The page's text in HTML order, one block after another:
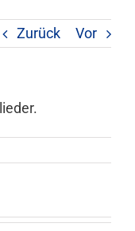
Zurück Vor